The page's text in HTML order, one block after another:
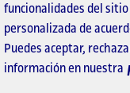
funcionalidades del
personalizada de
Puedes aceptar,
información en nuestra